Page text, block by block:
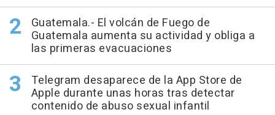
Guatemala.- El volcán de Fuego de
Guatemala aumenta su actividad y obliga a
las primeras evacuaciones
Telegram desaparece de la App Store de
Apple durante unas horas tras detectar
contenido de abuso sexual infantil